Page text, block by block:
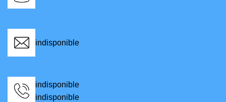
indisponible
indisponible
indisponible